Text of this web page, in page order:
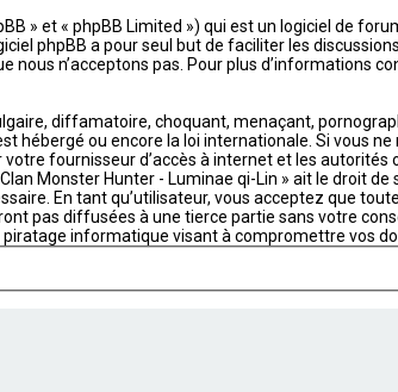
» et « phpBB Limited ») qui est un logiciel de
phpBB a pour seul but de faciliter les
n’acceptons pas. Pour plus d’informations
diffamatoire, choquant, menaçant,
hébergé ou encore la loi internationale. Si vous
fournisseur d’accès à internet et les autorités
Monster Hunter - Luminae qi-Lin » ait le droit
En tant qu’utilisateur, vous acceptez que
pas diffusées à une tierce partie sans votre
informatique visant à compromettre vos